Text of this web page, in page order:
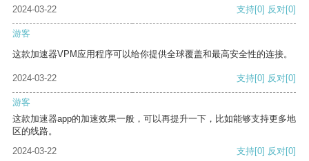
2024-03-22
支持[0] 反对[0]
游客
这款加速器VPM应用程序可以给你提供全球覆盖和最高安全性的连接。
2024-03-22 支持[0] 反对[0]
游客
这款加速器app的加速效果一般，可以再提升一下，比如能够支持更多地
区的线路。
2024-03-22
支持[0] 反对[0]